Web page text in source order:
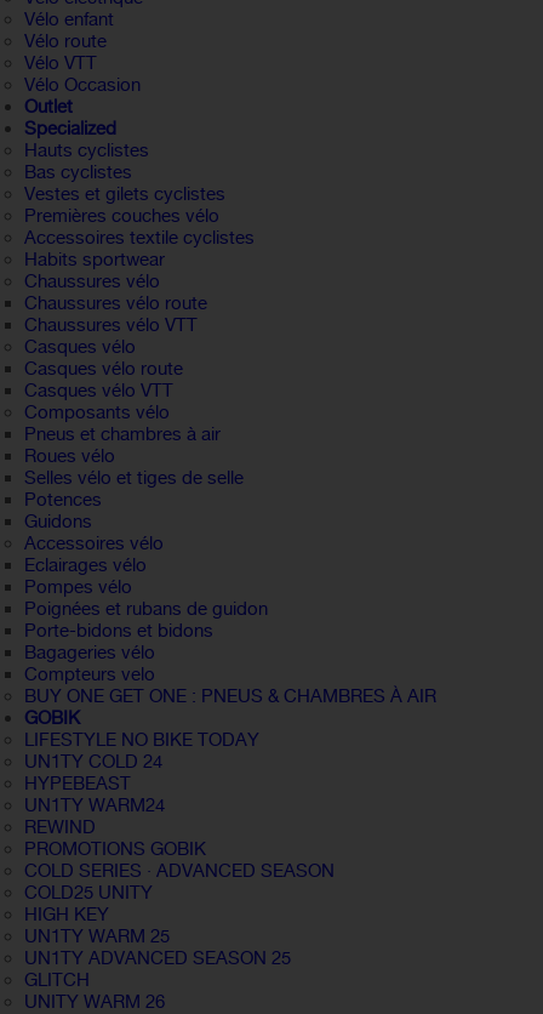
Vélo enfant
Vélo route
Vélo VTT
Vélo Occasion
Outlet
Specialized
Hauts cyclistes
Bas cyclistes
Vestes et gilets cyclistes
Premières couches vélo
Accessoires textile cyclistes
Habits sportwear
Chaussures vélo
Chaussures vélo route
Chaussures vélo VTT
Casques vélo
Casques vélo route
Casques vélo VTT
Composants vélo
Pneus et chambres à air
Roues vélo
Selles vélo et tiges de selle
Potences
Guidons
Accessoires vélo
Eclairages vélo
Pompes vélo
Poignées et rubans de guidon
Porte-bidons et bidons
Bagageries vélo
Compteurs velo
BUY ONE GET ONE : PNEUS & CHAMBRES À AIR
GOBIK
LIFESTYLE NO BIKE TODAY
UN1TY COLD 24
HYPEBEAST
UN1TY WARM24
REWIND
PROMOTIONS GOBIK
COLD SERIES · ADVANCED SEASON
COLD25 UNITY
HIGH KEY
UN1TY WARM 25
UN1TY ADVANCED SEASON 25
GLITCH
UNITY WARM 26